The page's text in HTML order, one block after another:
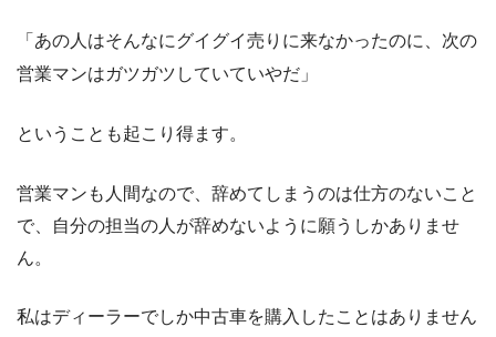
「あの人はそんなにグイグイ売りに来なかったのに、次の
営業マンはガツガツしていていやだ」
ということも起こり得ます。
営業マンも人間なので、辞めてしまうのは仕方のないこと
で、自分の担当の人が辞めないように願うしかありませ
ん。
私はディーラーでしか中古車を購入したことはありません